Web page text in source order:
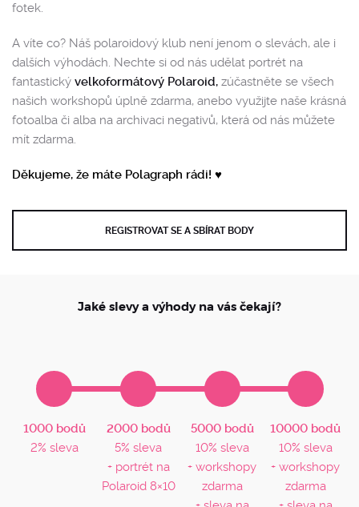
fotek.
A víte co? Náš polaroidový klub není jenom o slevách, ale i
dalších výhodách. Nechte si od nás udělat portrét na
fantastický velkoformátový Polaroid, zúčastněte se všech
našich workshopů úplně zdarma, anebo využijte naše krásná
fotoalba či alba na archivaci negativů, která od nás můžete
mít zdarma.
Děkujeme, že máte Polagraph rádi! ♥️
REGISTROVAT SE A SBÍRAT BODY
Jaké slevy a výhody na vás čekají?
1000 bodů
2% sleva
2000 bodů
5% sleva
+ portrét na
Polaroid 8×10
5000 bodů
10% sleva
+ workshopy
zdarma
10000 bodů
10% sleva
+ workshopy
zdarma